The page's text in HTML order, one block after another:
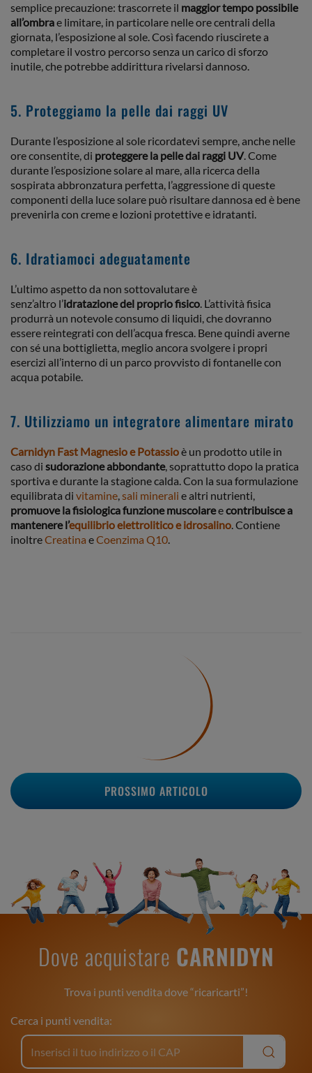
semplice precauzione: trascorrete il maggior tempo possibile
all’ombrae limitare, in particolare nelle ore centrali della
giornata, l’esposizione al sole. Così facendo riuscirete a
completare il vostro percorso senza un carico di sforzo
inutile, che potrebbe addirittura rivelarsi dannoso.
5. Proteggiamo la pelle dai raggi UV
Durante l’esposizione al sole ricordatevi sempre, anche nelle
ore consentite, di proteggere la pelle dai raggi UV. Come
durante l’esposizione solare al mare, alla ricerca della
sospirata abbronzatura perfetta, l’aggressione di queste
componenti della luce solare può risultare dannosa ed è bene
prevenirla con creme e lozioni protettive e idratanti.
6. Idratiamoci adeguatamente
L’ultimo aspetto da non sottovalutare è
senz’altro l’idratazione del proprio fisico. L’attività fisica
produrrà un notevole consumo di liquidi, che dovranno
essere reintegrati con dell’acqua fresca. Bene quindi averne
con sé una bottiglietta, meglio ancora svolgere i propri
esercizi all’interno di un parco provvisto di fontanelle con
acqua potabile.
7. Utilizziamo un integratore alimentare mirato
Carnidyn Fast Magnesio e Potassioè un prodotto utile in
caso di sudorazione abbondante, soprattutto dopo la pratica
sportiva e durante la stagione calda. Con la sua formulazione
equilibrata di vitamine,sali minerali e altri nutrienti,
promuove la fisiologica funzione muscolareecontribuisce a
mantenere l’equilibrio elettrolitico e idrosalino. Contiene
inoltreCreatina eCoenzima Q10.
PROSSIMO ARTICOLO
Dove acquistare CARNIDYN
Trova i punti vendita dove “ricaricarti”!
Cerca i punti vendita: